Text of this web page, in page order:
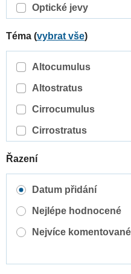
Optické jevy
Téma (vybrat vše)
Altocumulus
Altostratus
Cirrocumulus
Cirrostratus
Cumulonimbus
Cumulus
Nimbostratus
Orografické oblaky
Řazení
Datum přidání
Nejlépe hodnocené
Nejvíce komentované